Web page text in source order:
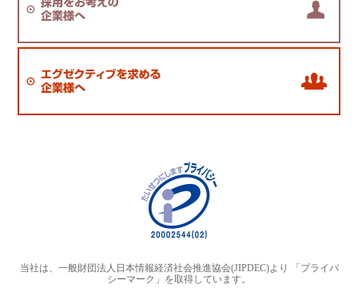
当社は、一般財団法人日本情報経済社会推進協会(JIPDEC)より 「プライバ
シーマーク」を取得しています。